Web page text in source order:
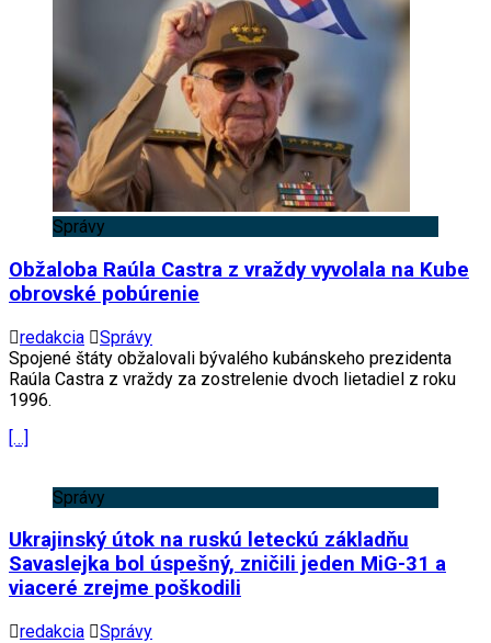
Správy
Obžaloba Raúla Castra z vraždy vyvolala na Kube
obrovské pobúrenie
redakcia
Správy
Spojené štáty obžalovali bývalého kubánskeho prezidenta
Raúla Castra z vraždy za zostrelenie dvoch lietadiel z roku
1996.
[…]
Správy
Ukrajinský útok na ruskú leteckú základňu
Savaslejka bol úspešný, zničili jeden MiG-31 a
viaceré zrejme poškodili
redakcia
Správy